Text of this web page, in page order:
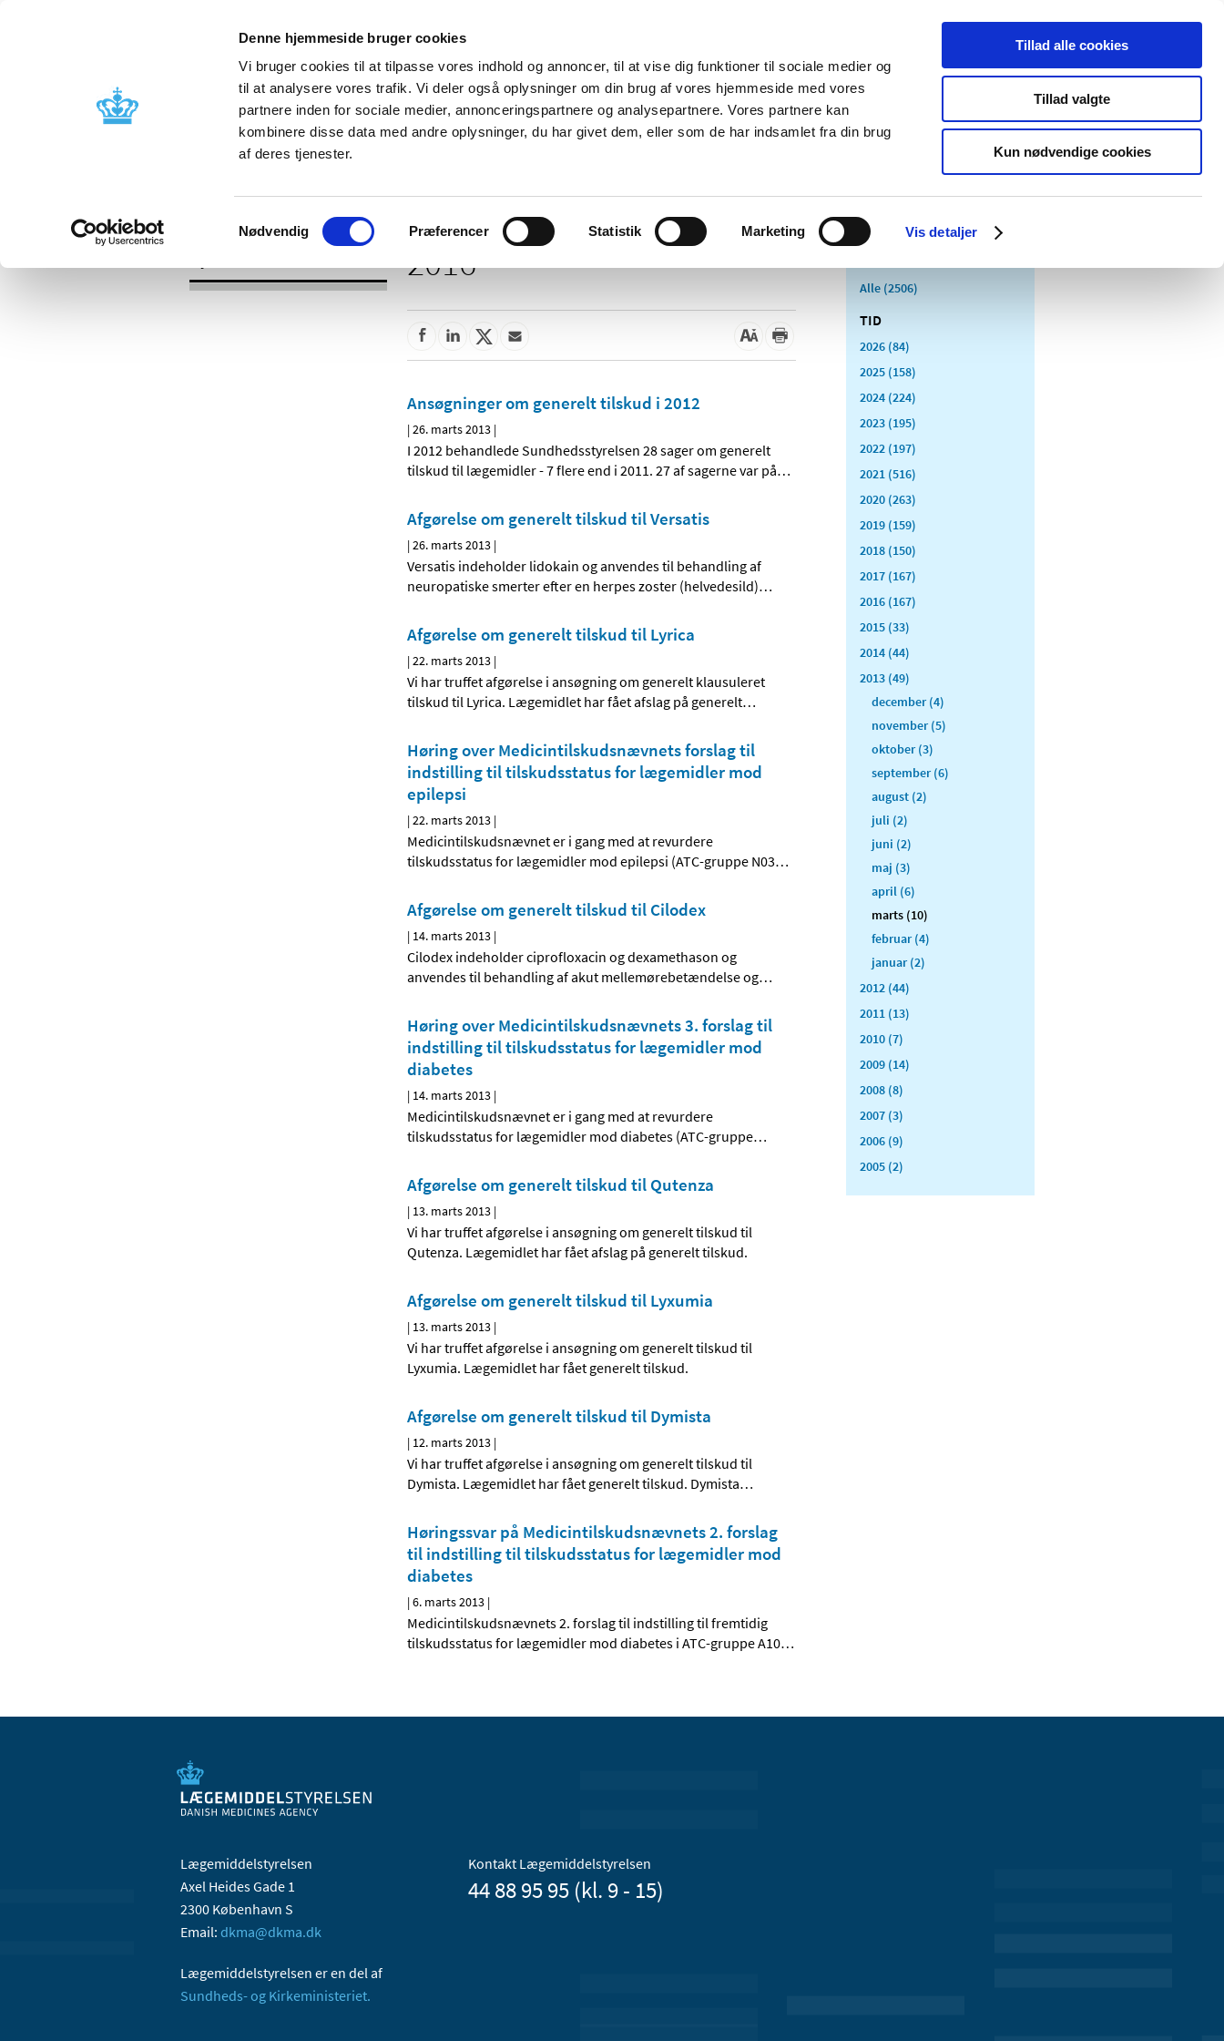
Denne hjemmeside bruger cookies
Vi bruger cookies til at tilpasse vores indhold og annoncer, til at vise dig funktioner til sociale medier og
til at analysere vores trafik. Vi deler også oplysninger om din brug af vores hjemmeside med vores
partnere inden for sociale medier, annonceringspartnere og analysepartnere. Vores partnere kan
kombinere disse data med andre oplysninger, du har givet dem, eller som de har indsamlet fra din brug
af deres tjenester.
Samtykkevalg
Nødvendig Præferencer Statistik Marketing Vis detaljer
Tillad alle cookies
Tillad valgte
Kun nødvendige cookies
Nyheder Om os Kontakt Udgivelser
Godkendelse og
Bivirkninger og
produktinformation
Tilskud og
Apoteker og salg af
Medicinsk
Særlige
produktområder
2016
Ansøgninger om generelt tilskud i 2012
|26. marts 2013 |
I 2012 behandlede Sundhedsstyrelsen 28 sager om generelt
tilskud til lægemidler - 7 flere end i 2011. 27 af sagerne var på…
Afgørelse om generelt tilskud til Versatis
|26. marts 2013 |
Versatis indeholder lidokain og anvendes til behandling af
neuropatiske smerter efter en herpes zoster (helvedesild)…
Afgørelse om generelt tilskud til Lyrica
|22. marts 2013 |
Vi har truffet afgørelse i ansøgning om generelt klausuleret
tilskud til Lyrica. Lægemidlet har fået afslag på generelt…
Høring over Medicintilskuds­nævnets forslag til
indstilling til tilskudsstatus for lægemidler mod
epilepsi
|22. marts 2013 |
Medicintilskudsnævnet er i gang med at revurdere
tilskudsstatus for lægemidler mod epilepsi (ATC-gruppe N03…
Afgørelse om generelt tilskud til Cilodex
| 14. marts 2013 |
Cilodex indeholder ciprofloxacin og dexamethason og
anvendes til behandling af akut mellemørebetændelse og…
Høring over Medicintilskuds­nævnets 3. forslag til
indstilling til tilskudsstatus for lægemidler mod
diabetes
| 14. marts 2013 |
Medicintilskudsnævnet er i gang med at revurdere
tilskudsstatus for lægemidler mod diabetes (ATC-gruppe…
Afgørelse om generelt tilskud til Qutenza
| 13. marts 2013 |
Vi har truffet afgørelse i ansøgning om generelt tilskud til
Qutenza. Lægemidlet har fået afslag på generelt tilskud.
Afgørelse om generelt tilskud til Lyxumia
| 13. marts 2013 |
Vi har truffet afgørelse i ansøgning om generelt tilskud til
Lyxumia. Lægemidlet har fået generelt tilskud.
Afgørelse om generelt tilskud til Dymista
| 12. marts 2013 |
Vi har truffet afgørelse i ansøgning om generelt tilskud til
Dymista. Lægemidlet har fået generelt tilskud. Dymista…
Høringssvar på Medicintilskuds­nævnets 2. forslag
til indstilling til tilskudsstatus for lægemidler mod
diabetes
|6. marts 2013 |
Medicintilskudsnævnets 2. forslag til indstilling til fremtidig
tilskudsstatus for lægemidler mod diabetes i ATC-gruppe A10…
Alle (2506)
TID
2026 (84)
2025 (158)
2024 (224)
2023 (195)
2022 (197)
2021 (516)
2020 (263)
2019 (159)
2018 (150)
2017 (167)
2016 (167)
2015 (33)
2014 (44)
2013 (49)
december (4)
november (5)
oktober (3)
september (6)
august (2)
juli (2)
juni (2)
maj (3)
april (6)
marts (10)
februar (4)
januar (2)
2012 (44)
2011 (13)
2010 (7)
2009 (14)
2008 (8)
2007 (3)
2006 (9)
2005 (2)
Lægemiddelstyrelsen
Axel Heides Gade 1
2300 København S
Email: dkma@dkma.dk
Lægemiddelstyrelsen er en del af
Sundheds- og Kirkeministeriet.
Kontakt Lægemiddelstyrelsen
44 88 95 95 (kl. 9 - 15)